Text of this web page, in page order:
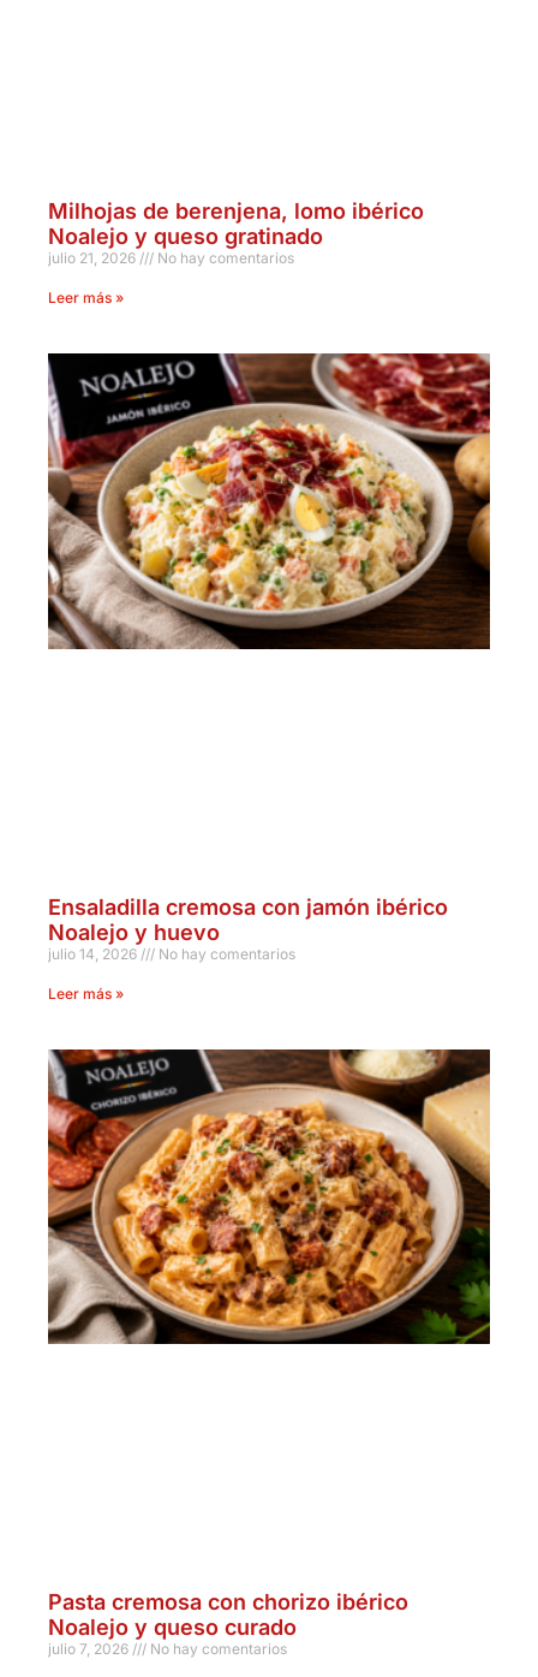
Milhojas de berenjena, lomo ibérico
Noalejo y queso gratinado
julio 21, 2026 No hay comentarios
Leer más »
Ensaladilla cremosa con jamón ibérico
Noalejo y huevo
julio 14, 2026 No hay comentarios
Leer más »
Pasta cremosa con chorizo ibérico
Noalejo y queso curado
julio 7, 2026 No hay comentarios